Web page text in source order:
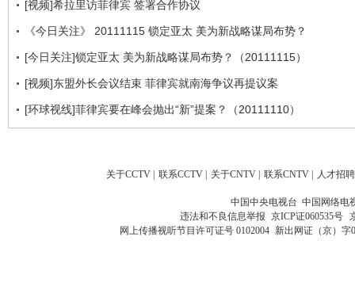
[视频]希拉里访菲律宾 签署合作协议
《今日关注》 20111115 锁定亚太 美为新战略谋局布势？
[今日关注]锁定亚太 美为新战略谋局布势？（20111115）
[视频]东盟外长会议结束 菲律宾就南海争议再提议案
[环球视线]菲律宾要在峰会抛出“新”提案？（20111110）
关于CCTV | 联系CCTV | 关于CNTV | 联系CNTV | 人才招聘
中国中央电视台 中国网络电
违法和不良信息举报 京ICP证060535号
网上传播视听节目许可证号 0102004 新出网证（京）